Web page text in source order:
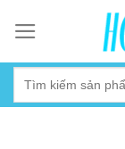
content